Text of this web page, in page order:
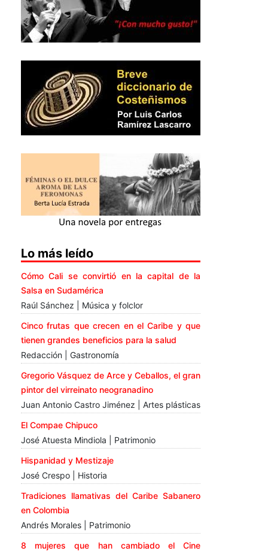
Lo más leído
Cómo Cali se convirtió en la capital de la
Salsa en Sudamérica
Raúl Sánchez | Música y folclor
Cinco frutas que crecen en el Caribe y que
tienen grandes beneficios para la salud
Redacción | Gastronomía
Gregorio Vásquez de Arce y Ceballos, el gran
pintor del virreinato neogranadino
Juan Antonio Castro Jiménez | Artes plásticas
El Compae Chipuco
José Atuesta Mindiola | Patrimonio
Hispanidad y Mestizaje
José Crespo | Historia
Tradiciones llamativas del Caribe Sabanero
en Colombia
Andrés Morales | Patrimonio
8 mujeres que han cambiado el Cine